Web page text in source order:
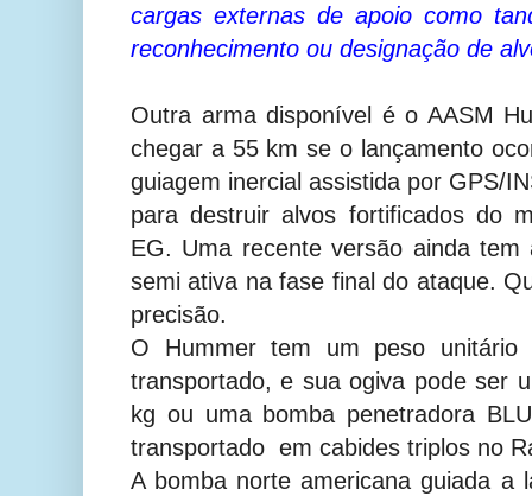
cargas externas de apoio como
reconhecimento ou designação de
Outra arma disponível é o AASM
chegar a 55 km se o lançamento
guiagem inercial assistida por GPS/
para destruir alvos fortificados do
EG. Uma recente versão ainda
semi ativa na fase final do ataque.
precisão.
O Hummer tem um peso
transportado, e sua ogiva pode ser
kg ou uma bomba penetradora
transportado em cabides triplos no
A bomba norte americana guiada a